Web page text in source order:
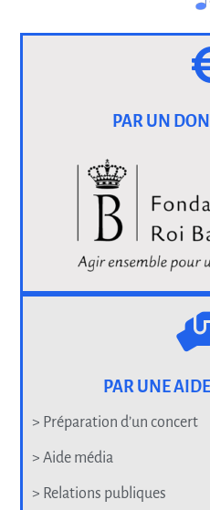
PAR UN
PAR UNE
> Préparation d’un concert
> Aide média
> Relations publiques